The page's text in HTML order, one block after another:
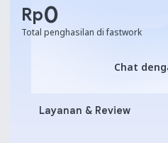
Rp0
Total penghasilan di fastwork
Chat dengan
Chat
Layanan & Review